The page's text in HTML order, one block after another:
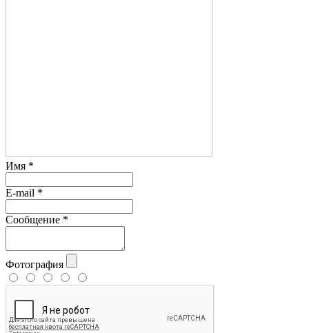
Имя *
E-mail *
Сообщение *
Фотография